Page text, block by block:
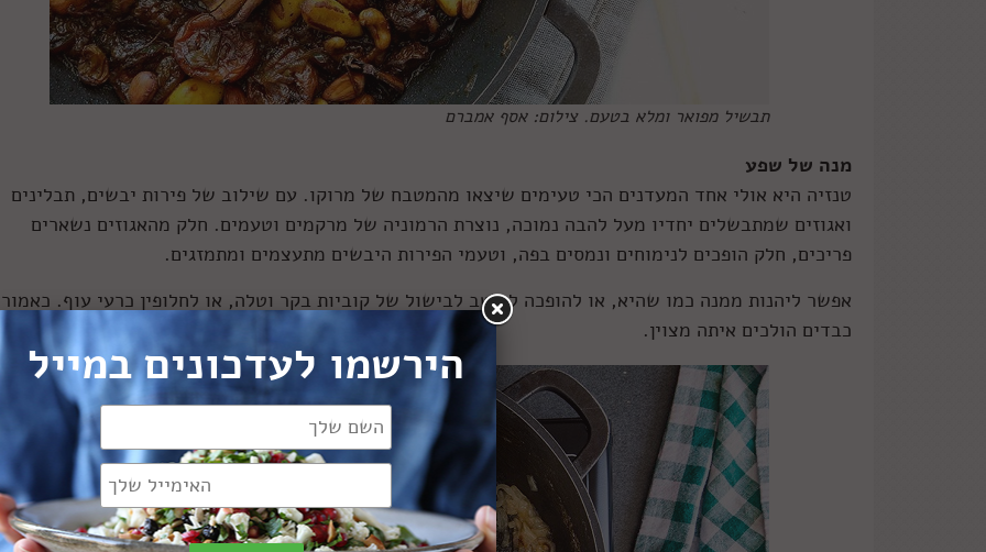
תבשיל מפואר ומלא בטעם. צילום: אסף אמברם
מנה של שפע
טנזיה היא אולי אחד המעדנים הכי טעימים שיצאו מהמטבח של מרוקו. עם שילוב של פירות יבשים, תבלינים
ואגוזים שמתבשלים יחדיו מעל להבה נמוכה, נוצרת הרמוניה של מרקמים וטעמים. חלק מהאגוזים נשארים
פריכים, חלק הופכים לנימוחים ונמסים בפה, וטעמי הפירות היבשים מתעצמים ומתמזגים.
אפשר ליהנות ממנה כמו שהיא, או להופכה לרוטב לבישול של קוביות בקר וטלה, או לחלופין כרעי עוף.
כבדים הולכים איתה מצוין.
הירשמו לעדכונים במייל